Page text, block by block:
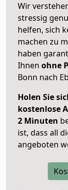
Wir
stressig
helfen, sich
machen zu
haben
Ihnen ohne
Bonn nach
Holen Sie
kostenlose
2 Minuten
ist, dass all
angeboten